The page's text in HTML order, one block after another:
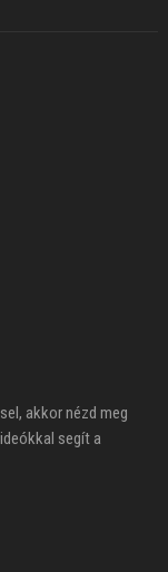
akkor nézd meg
segít a